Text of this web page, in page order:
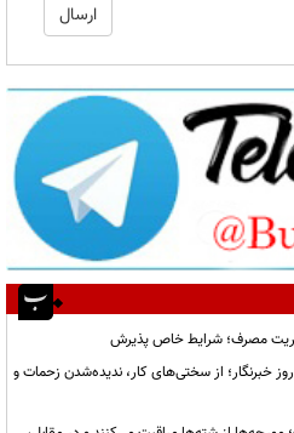
مصرف؛ شرایط خاص پذیرش
خبرنگار؛ از سختی‌های کار، ندیده‌شدن زحمات و